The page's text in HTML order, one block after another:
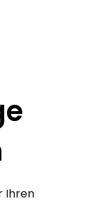
Ihren